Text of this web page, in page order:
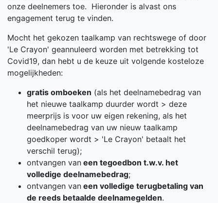
onze deelnemers toe. Hieronder is alvast ons
engagement terug te vinden.
Mocht het gekozen taalkamp van rechtswege of door
'Le Crayon' geannuleerd worden met betrekking tot
Covid19, dan hebt u de keuze uit volgende kosteloze
mogelijkheden:
gratis omboeken (als het deelnamebedrag van
het nieuwe taalkamp duurder wordt > deze
meerprijs is voor uw eigen rekening, als het
deelnamebedrag van uw nieuw taalkamp
goedkoper wordt > 'Le Crayon' betaalt het
verschil terug);
ontvangen van een tegoedbon t.w.v. het
volledige deelnamebedrag;
ontvangen van een volledige terugbetaling van
de reeds betaalde deelnamegelden.